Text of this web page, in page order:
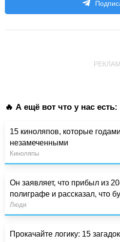
🔥 А ещё вот что у нас есть:
15 киноляпов, которые
незамеченными
Киноляпы
Он заявляет, что прибыл из
полиграфе и рассказал, что
Люди
Прокачайте логику: 15 загадок